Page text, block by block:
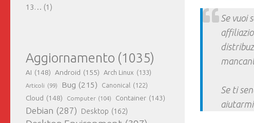
Se vuoi
Se ti
13… (1)
Aggiornamento (1035)
AI (148) Android (155) Arch Linux (133)
Articoli (99) Bug (215) Canonical (122)
Cloud (148) Computer (104) Container (143)
Debian (287) Desktop (162)